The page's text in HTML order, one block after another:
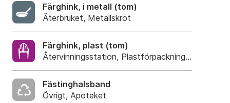
Färghink, i metall (tom)
Återbruket, Metallskrot
Färghink, plast (tom)
Återvinningsstation, Plastförpackningar. Eller
Fästinghalsband
Övrigt, Apoteket